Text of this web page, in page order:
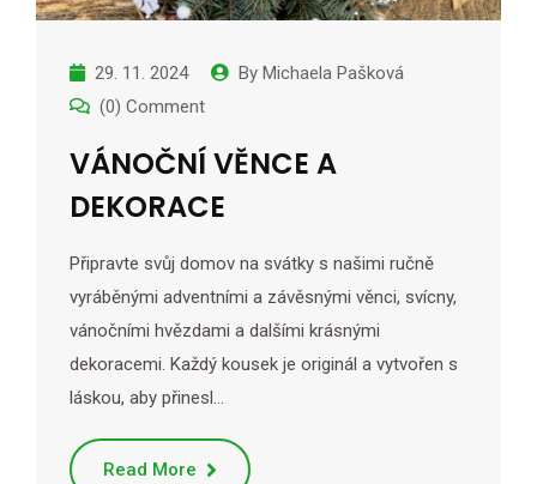
29. 11. 2024 By Michaela Pašková
(0) Comment
VÁNOČNÍ VĚNCE A
DEKORACE
Připravte svůj domov na svátky s našimi ručně
vyráběnými adventními a závěsnými věnci, svícny,
vánočními hvězdami a dalšími krásnými
dekoracemi. Každý kousek je originál a vytvořen s
láskou, aby přinesl…
Read More